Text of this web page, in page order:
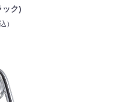
ック)
）